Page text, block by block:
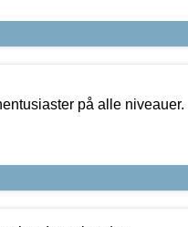
på alle niveauer.